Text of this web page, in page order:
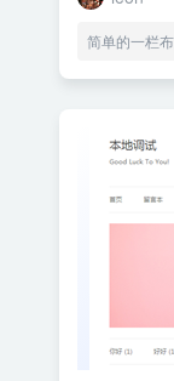
简单的一栏